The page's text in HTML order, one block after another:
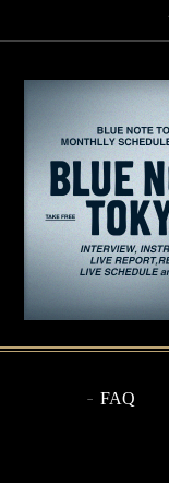
FAQ